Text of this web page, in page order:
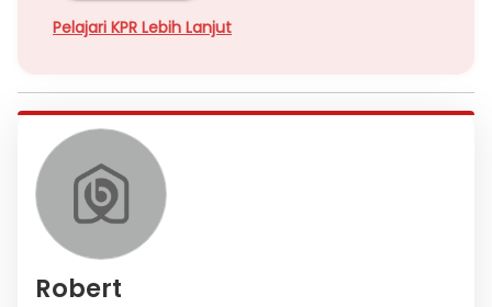
Pelajari KPR Lebih Lanjut
Robert